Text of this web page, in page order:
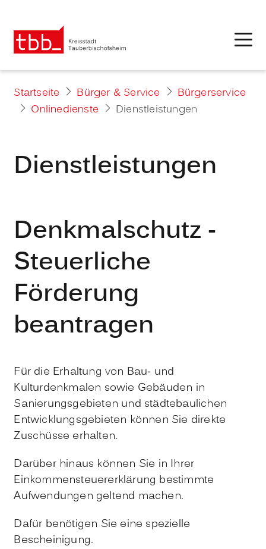
Startseite Bürger & Service
Bürgerservice
Onlinedienste
Dienstleistungen
Dienstleistungen
Denkmalschutz -
Steuerliche
Förderung
beantragen
Für die Erhaltung von Bau- und
Kulturdenkmalen sowie Gebäuden in
Sanierungsgebieten und städtebaulichen
Entwicklungsgebieten können Sie direkte
Zuschüsse erhalten.
Darüber hinaus können Sie in Ihrer
Einkommensteuererklärung bestimmte
Aufwendungen geltend machen.
Dafür benötigen Sie eine spezielle
Bescheinigung.